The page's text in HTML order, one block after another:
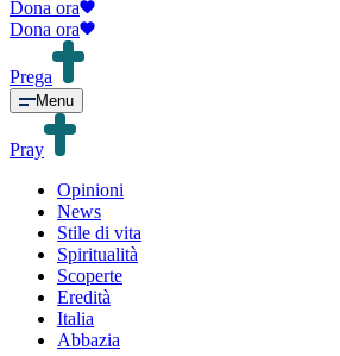
Dona ora
Dona ora
Prega
Menu
Pray
Opinioni
News
Stile di vita
Spiritualità
Scoperte
Eredità
Italia
Abbazia